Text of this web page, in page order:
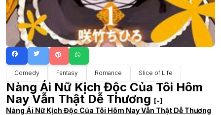
Comedy Fantasy Romance Slice of Life
Nàng Ái Nữ Kịch Độc Của Tôi Hôm
Nay Vẫn Thật Dễ Thương [-]
Nàng Ái Nữ Kịch Độc Của Tôi Hôm Nay Vẫn Thật Dễ Thương